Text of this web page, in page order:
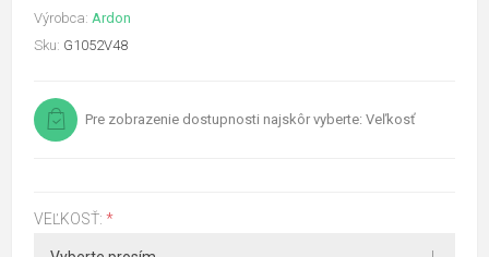
Výrobca: Ardon
Sku: G1052V48
Pre zobrazenie dostupnosti najskôr vyberte: Veľkosť
VEĽKOSŤ: *